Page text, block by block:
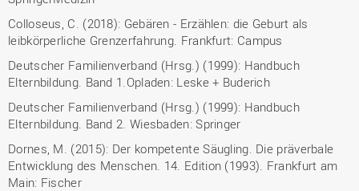
Colloseus, C. (2018): Gebären - Erzählen: die Geburt als
leibkörperliche Grenzerfahrung. Frankfurt: Campus
Deutscher Familienverband (Hrsg.) (1999): Handbuch
Elternbildung. Band 1.Opladen: Leske + Buderich
Deutscher Familienverband (Hrsg.) (1999): Handbuch
Elternbildung. Band 2. Wiesbaden: Springer
Dornes, M. (2015): Der kompetente Säugling. Die präverbale
Entwicklung des Menschen. 14. Edition (1993). Frankfurt am
Main: Fischer